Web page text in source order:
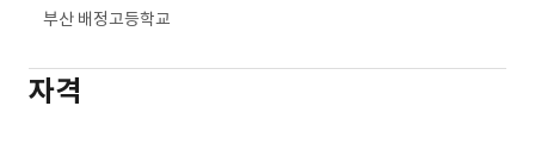
부산 배정고등학교
자격